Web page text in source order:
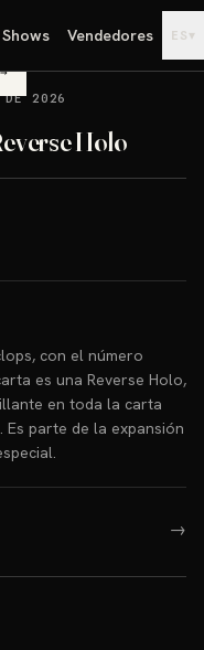
Shows Vendedores ES ▾
DE 2026
Holo
con el número
es una Reverse Holo,
en toda la carta
parte de la expansión
→